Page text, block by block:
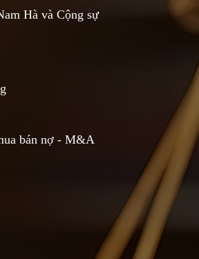
Hà và Cộng sự
bán nợ - M&A